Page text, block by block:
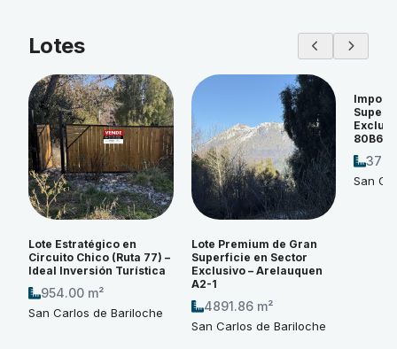
Lotes
Lote Estratégico en
Circuito Chico (Ruta 77) –
Ideal Inversión Turística
954.00 m²
San Carlos de Bariloche
Lote Premium de Gran
Superficie en Sector
Exclusivo – Arelauquen
A2-1
4891.86 m²
San Carlos de Bariloche
80B6
San